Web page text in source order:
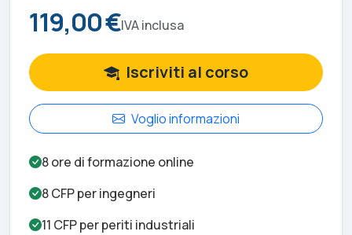
119,00 €IVA inclusa
Iscriviti al corso
Voglio informazioni
8ore di formazione online
8CFP peringegneri
11 CFP perperiti industriali